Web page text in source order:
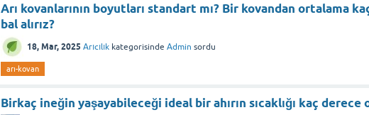
Arı kovanlarının boyutları standart mı? Bir kovandan ortalama
bal alırız?
18, Mar, 2025 Arıcılık kategorisinde Admin sordu
arı-kovan
Birkaç ineğin yaşayabileceği ideal bir ahırın sıcaklığı kaç derece